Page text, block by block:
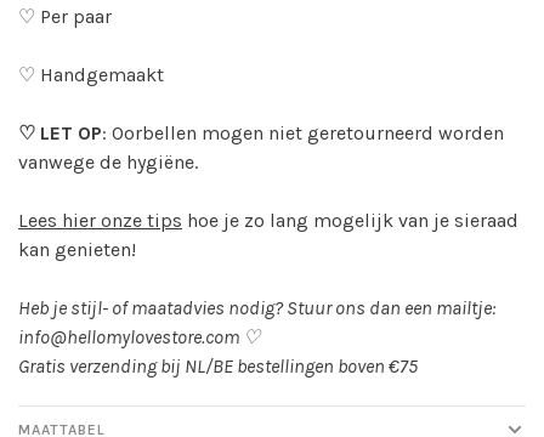
♡ Per paar
♡ Handgemaakt
♡ LET OP: Oorbellen mogen niet geretourneerd worden
vanwege de hygiëne.
Lees hier onze tips hoe je zo lang mogelijk van je sieraad
kan genieten!
Heb je stijl- of maatadvies nodig? Stuur ons dan een mailtje:
info@hellomylovestore.com ♡
Gratis verzending bij NL/BE bestellingen boven €75
MAATTABEL